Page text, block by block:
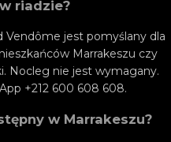
riadzie?
Vendôme jest pomyślany dla
Marrakeszu czy
Nocleg nie jest wymagany.
+212 600 608 608.
w Marrakeszu?